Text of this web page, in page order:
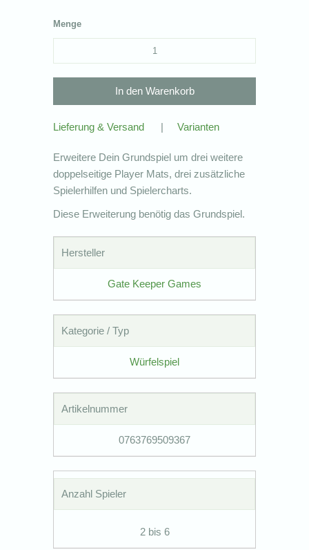
Menge
Lieferung & Versand | Varianten
Erweitere Dein Grundspiel um drei weitere
doppelseitige Player Mats, drei zusätzliche
Spielerhilfen und Spielercharts.
Diese Erweiterung benötig das Grundspiel.
Hersteller
Gate Keeper Games
Kategorie / Typ
Würfelspiel
Artikelnummer
0763769509367
Anzahl Spieler
2 bis 6